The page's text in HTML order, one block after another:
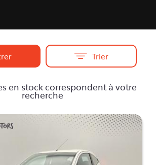
Trier
en stock correspondent à votre
recherche